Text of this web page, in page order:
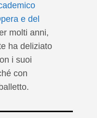
e del
molti anni,
ha deliziato
i suoi
con